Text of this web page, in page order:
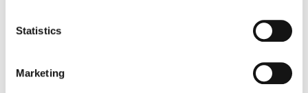
Statistics
Marketing
Produktens utseende kan avvika mot de bilder som visas